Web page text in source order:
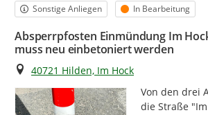
Kategorie
Sonstige Anliegen Status
In Bearbeitung
Absperrpfosten Einmündung Im
muss neu einbetoniert werden
Ort
40721 Hilden, Im Hock
Von den drei
die Straße